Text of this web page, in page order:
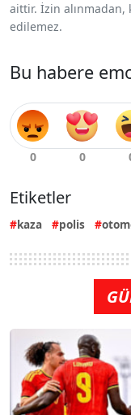
aittir. İzin
edilemez.
Bu habere
Etiketler
kaza polis